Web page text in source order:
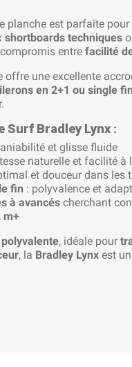
planche est parfaite pour
shortboards techniques
entre facilité
offre une excellente
en 2+1 ou single
Surf Bradley Lynx :
et glisse fluide
naturelle et facilité à
et douceur dans les
fin : polyvalence et
à avancés cherchant
m+
polyvalente, idéale pour
, la Bradley Lynx est